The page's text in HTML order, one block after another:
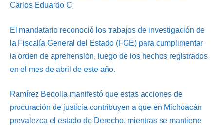
Carlos Eduardo C.
El mandatario reconoció los trabajos de investigación de
la Fiscalía General del Estado (FGE) para cumplimentar
la orden de aprehensión, luego de los hechos registrados
en el mes de abril de este año.
Ramírez Bedolla manifestó que estas acciones de
procuración de justicia contribuyen a que en Michoacán
prevalezca el estado de Derecho, mientras se mantiene